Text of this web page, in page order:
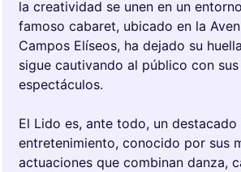
la creatividad se unen en un
famoso cabaret, ubicado en la
Campos Elíseos, ha dejado su
sigue cautivando al público con
espectáculos.
El Lido es, ante todo, un
entretenimiento, conocido por sus
actuaciones que combinan danza,